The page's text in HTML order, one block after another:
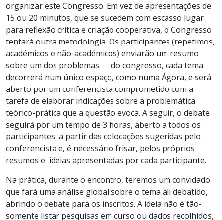
organizar este Congresso. Em vez de apresentações de
15 ou 20 minutos, que se sucedem com escasso lugar
para reflexão critica e criação cooperativa, o Congresso
tentará outra metodologia. Os participantes (repetimos,
académicos e não-académicos) enviarão um resumo
sobre um dos problemas do congresso, cada tema
decorrerá num único espaço, como numa Ágora, e será
aberto por um conferencista comprometido com a
tarefa de elaborar indicações sobre a problemática
teórico-prática que a questão evoca. A seguir, o debate
seguirá por um tempo de 3 horas, aberto a todos os
participantes, a partir das colocações sugeridas pelo
conferencista e, é necessário frisar, pelos próprios
resumos e ideias apresentadas por cada participante.
Na prática, durante o encontro, teremos um convidado
que fará uma análise global sobre o tema ali debatido,
abrindo o debate para os inscritos. A ideia não é tão-
somente listar pesquisas em curso ou dados recolhidos,